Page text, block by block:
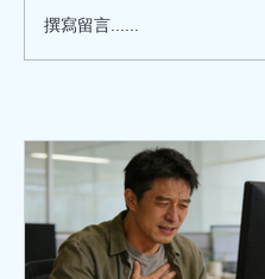
芒種夏至養生茶飲、湯
水，附高血壓食療
撰寫留言......